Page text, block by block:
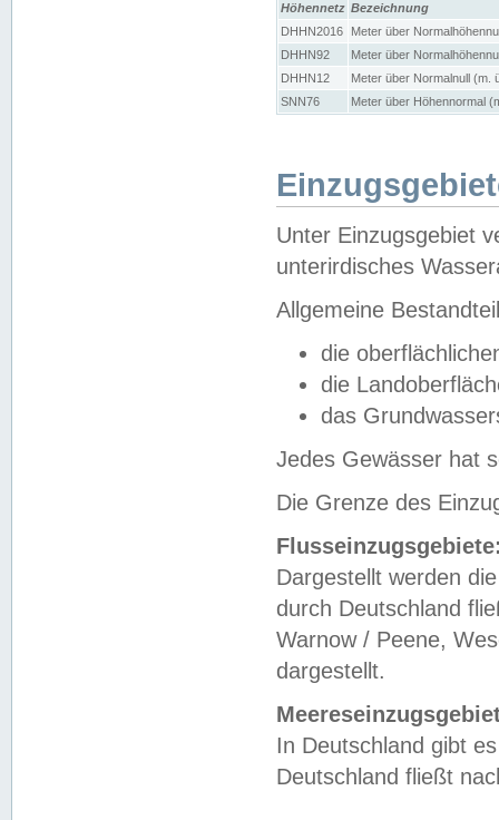
Höhennetz Bezeichnung
DHHN2016
Meter über
DHHN92
Meter über
DHHN12
Meter über Normalnull (m.
SNN76
Meter über Höhennormal
Unter Einzugsgebiet
unterirdisches
Allgemeine
die
die
das
Jedes Gewässer hat
Die Grenze des
Dargestellt werden
durch Deutschland
Warnow / Peene,
dargestellt.
In Deutschland gibt
Deutschland fließt